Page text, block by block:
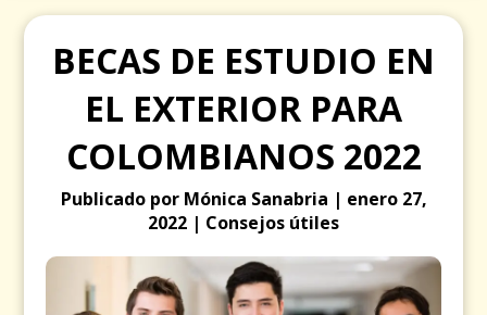
BECAS DE ESTUDIO EN
EL EXTERIOR PARA
COLOMBIANOS 2022
Publicado por Mónica Sanabria | enero 27,
2022 | Consejos útiles